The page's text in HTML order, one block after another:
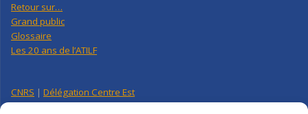
Retour sur…
Grand public
Glossaire
Les 20 ans de l’ATILF
CNRS | Délégation Centre Est
Université de Lorraine